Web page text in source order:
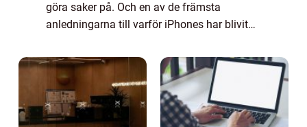
göra saker på. Och en av de främsta
anledningarna till varför iPhones har blivit
utbud av appar. iPhone-appar har förändrat
hur vi spela...